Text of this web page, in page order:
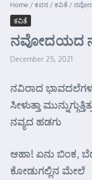
Home /ಕವನ /ಕವಿತೆ /
ಕವಿತೆ
ನವೋದಯದ
December 25, 2021
ನವಿರಾದ
ಸೀಳುತ್ತಾ
ನವ್ಯದ ಹಡಗು
ಆಹಾ! ಏನು ಬಿಂಕ,
ಕೋಡುಗಲ್ಲಿನ ಮೇಲೆ